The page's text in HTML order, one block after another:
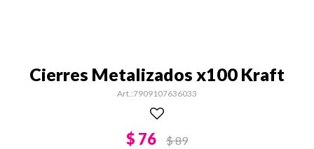
Cierres Metalizados x100 Kraft
7909107636033
$ 76 $89